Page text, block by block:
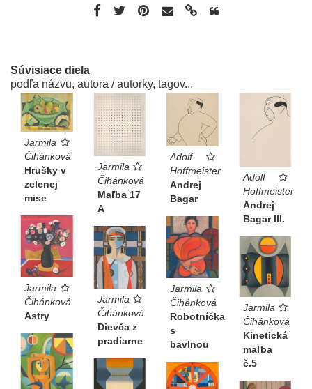
Súvisiace diela
podľa názvu, autora / autorky, tagov...
Jarmila
Čihánková
Hrušky v
zelenej
mise
Jarmila
Čihánková
Maľba 17
A
Adolf
Hoffmeister
Andrej
Bagar
Adolf
Hoffmeister
Andrej
Bagar III.
Jarmila
Čihánková
Astry
Jarmila
Čihánková
Robotníčka
s
bavlnou
Jarmila
Čihánková
Dievča z
pradiarne
Jarmila
Čihánková
Kinetická
maľba
č.5